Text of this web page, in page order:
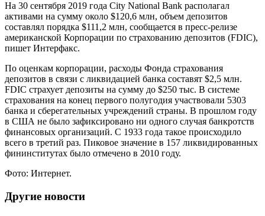
На 30 сентября 2019 года City National Bank располагал
активами на сумму около $120,6 млн, объем депозитов
составлял порядка $111,2 млн, сообщается в пресс-релизе
американской Корпорации по страхованию депозитов (FDIC),
пишет Интерфакс.
По оценкам корпорации, расходы Фонда страхования
депозитов в связи с ликвидацией банка составят $2,5 млн.
FDIC страхует депозиты на сумму до $250 тыс. В системе
страхования на конец первого полугодия участвовали 5303
банка и сберегательных учреждений страны. В прошлом году
в США не было зафиксировано ни одного случая банкротств
финансовых организаций. С 1933 года такое происходило
всего в третий раз. Пиковое значение в 157 ликвидированных
фининститутах было отмечено в 2010 году.
Фото: Интернет.
Другие новости